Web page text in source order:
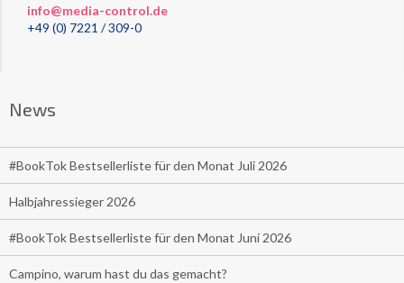
info@media-control.de
+49 (0) 7221 / 309-0
News
#BookTok Bestsellerliste für den Monat Juli 2026
Halbjahressieger 2026
#BookTok Bestsellerliste für den Monat Juni 2026
Campino, warum hast du das gemacht?